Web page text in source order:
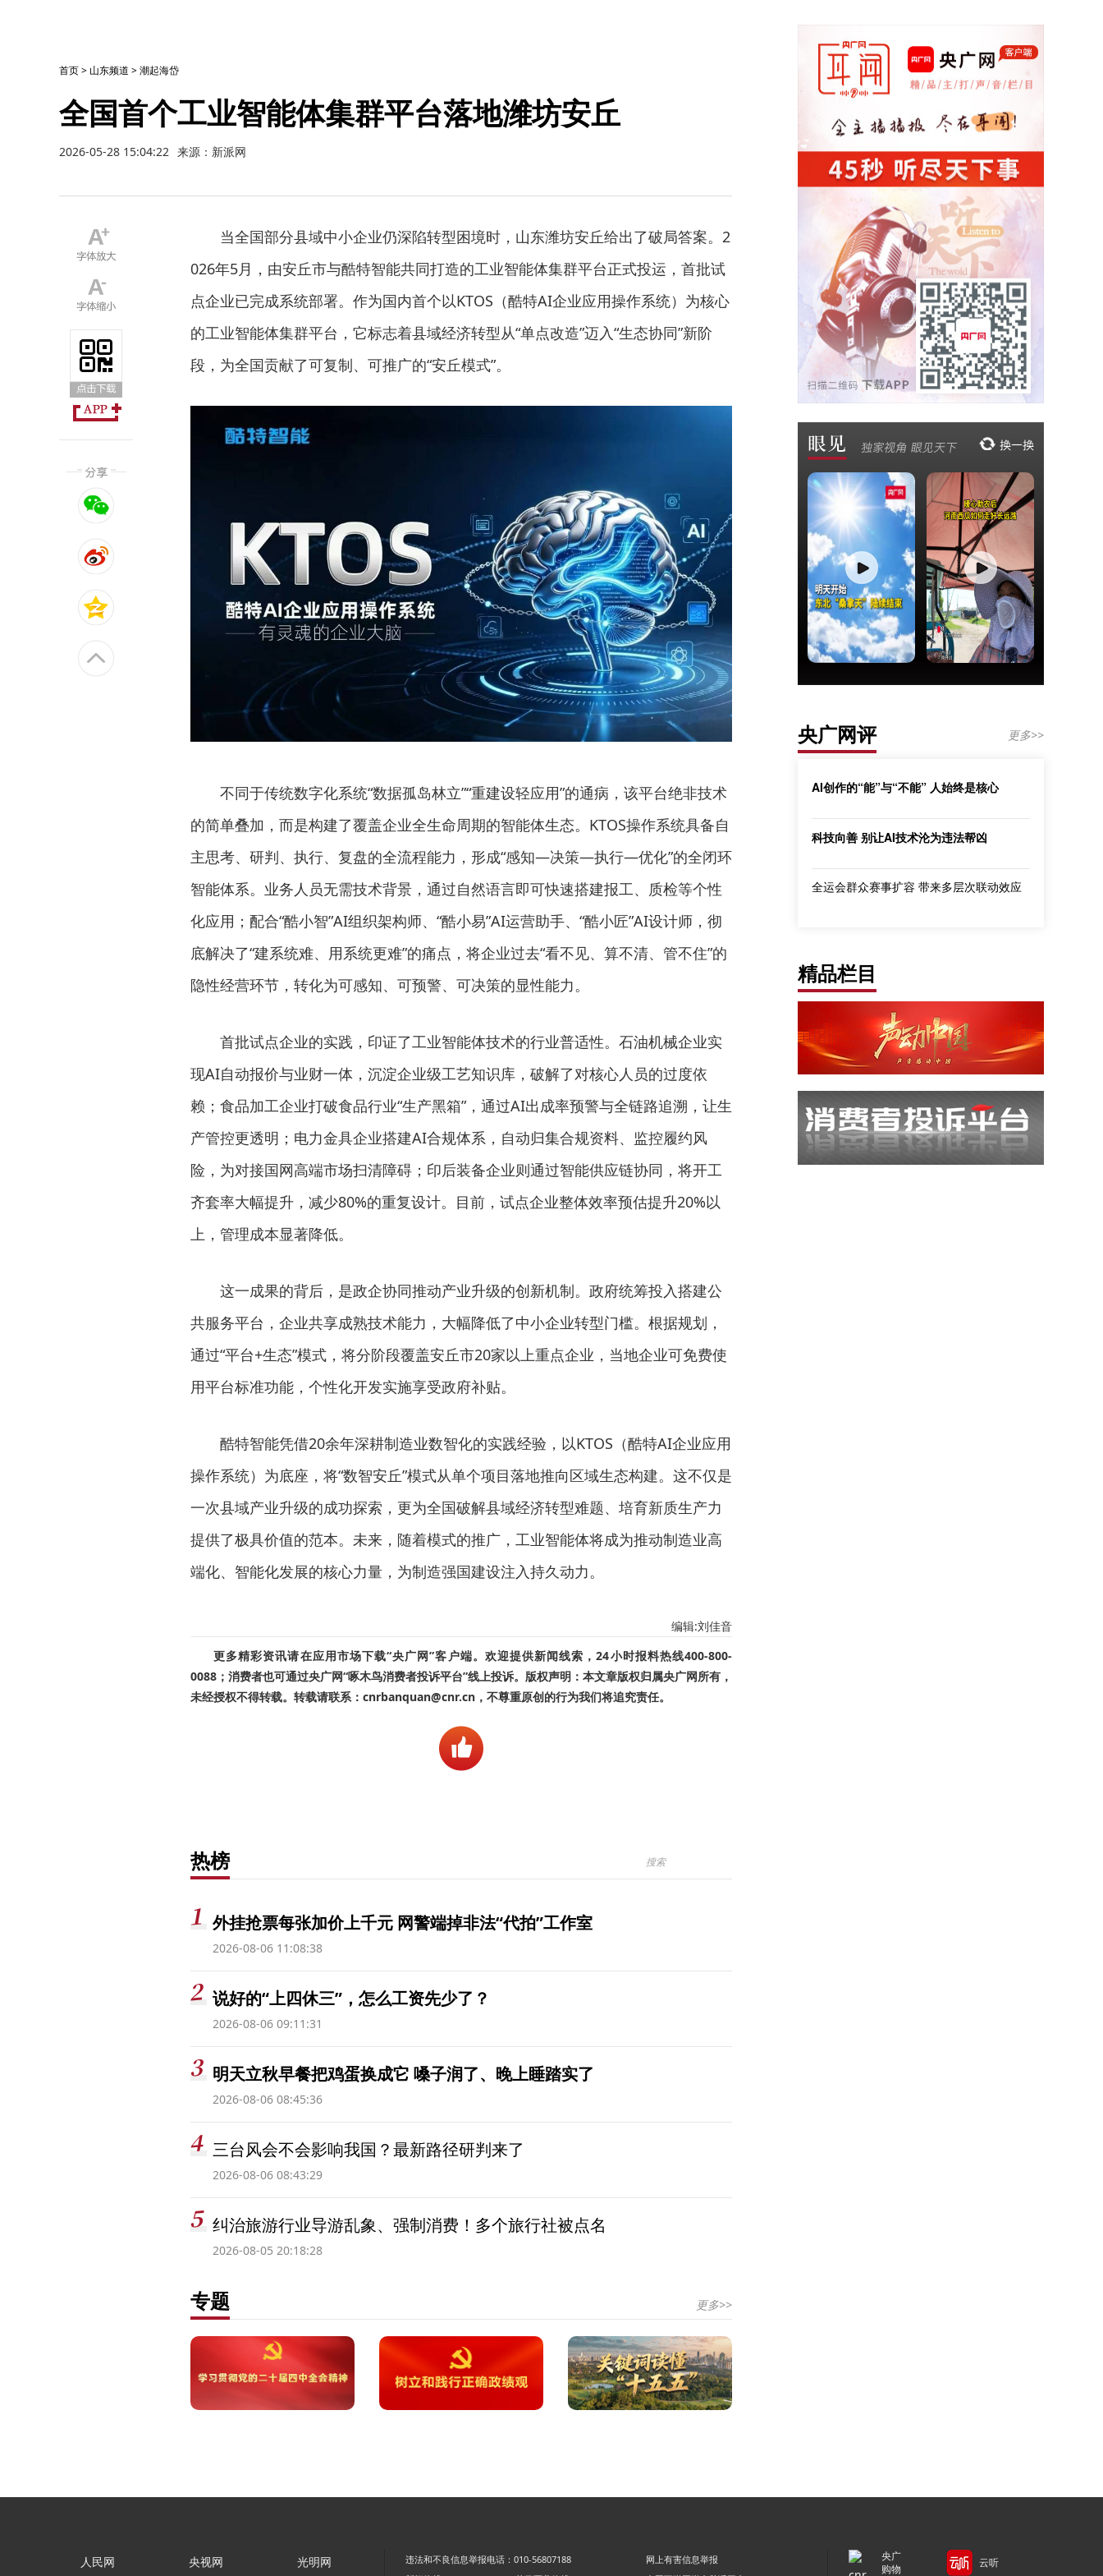
首页> 山东频道 >潮起海岱
全国首个工业智能体集群平台落地潍坊安丘
2026-05-28 15:04:22 来源：新派网
当全国部分县域中小企业仍深陷转型困境时，山东潍坊安丘给出了破局答案。2
026年5月，由安丘市与酷特智能共同打造的工业智能体集群平台正式投运，首批试
点企业已完成系统部署。作为国内首个以KTOS（酷特AI企业应用操作系统）为核心
的工业智能体集群平台，它标志着县域经济转型从“单点改造”迈入“生态协同”新阶
段，为全国贡献了可复制、可推广的“安丘模式”。
不同于传统数字化系统“数据孤岛林立”“重建设轻应用”的通病，该平台绝非技术
的简单叠加，而是构建了覆盖企业全生命周期的智能体生态。KTOS操作系统具备自
主思考、研判、执行、复盘的全流程能力，形成“感知—决策—执行—优化”的全闭环
智能体系。业务人员无需技术背景，通过自然语言即可快速搭建报工、质检等个性
化应用；配合“酷小智”AI组织架构师、“酷小易”AI运营助手、“酷小匠”AI设计师，彻
底解决了“建系统难、用系统更难”的痛点，将企业过去“看不见、算不清、管不住”的
隐性经营环节，转化为可感知、可预警、可决策的显性能力。
首批试点企业的实践，印证了工业智能体技术的行业普适性。石油机械企业实
现AI自动报价与业财一体，沉淀企业级工艺知识库，破解了对核心人员的过度依
赖；食品加工企业打破食品行业“生产黑箱”，通过AI出成率预警与全链路追溯，让生
产管控更透明；电力金具企业搭建AI合规体系，自动归集合规资料、监控履约风
险，为对接国网高端市场扫清障碍；印后装备企业则通过智能供应链协同，将开工
齐套率大幅提升，减少80%的重复设计。目前，试点企业整体效率预估提升20%以
上，管理成本显著降低。
这一成果的背后，是政企协同推动产业升级的创新机制。政府统筹投入搭建公
共服务平台，企业共享成熟技术能力，大幅降低了中小企业转型门槛。根据规划，
通过“平台+生态”模式，将分阶段覆盖安丘市20家以上重点企业，当地企业可免费使
用平台标准功能，个性化开发实施享受政府补贴。
酷特智能凭借20余年深耕制造业数智化的实践经验，以KTOS（酷特AI企业应用
操作系统）为底座，将“数智安丘”模式从单个项目落地推向区域生态构建。这不仅是
一次县域产业升级的成功探索，更为全国破解县域经济转型难题、培育新质生产力
提供了极具价值的范本。未来，随着模式的推广，工业智能体将成为推动制造业高
端化、智能化发展的核心力量，为制造强国建设注入持久动力。
编辑:刘佳音
更多精彩资讯请在应用市场下载“央广网”客户端。欢迎提供新闻线索，24小时报料热线400-800-
0088；消费者也可通过央广网“啄木鸟消费者投诉平台”线上投诉。版权声明：本文章版权归属央广网所有，
未经授权不得转载。转载请联系：cnrbanquan@cnr.cn，不尊重原创的行为我们将追究责任。
热榜
外挂抢票每张加价上千元 网警端掉非法“代拍”工作室
2026-08-06 11:08:38
说好的“上四休三”，怎么工资先少了？
2026-08-06 09:11:31
明天立秋早餐把鸡蛋换成它 嗓子润了、晚上睡踏实了
2026-08-06 08:45:36
三台风会不会影响我国？最新路径研判来了
2026-08-06 08:43:29
纠治旅游行业导游乱象、强制消费！多个旅行社被点名
2026-08-05 20:18:28
专题 更多>>
央广网评 更多>>
AI创作的“能”与“不能” 人始终是核心
科技向善 别让AI技术沦为违法帮凶
全运会群众赛事扩容 带来多层次联动效应
精品栏目
人民网 央视网 光明网 违法和不良信息举报电话：010-56807188
网上有害信息举报
央广
购物
云听